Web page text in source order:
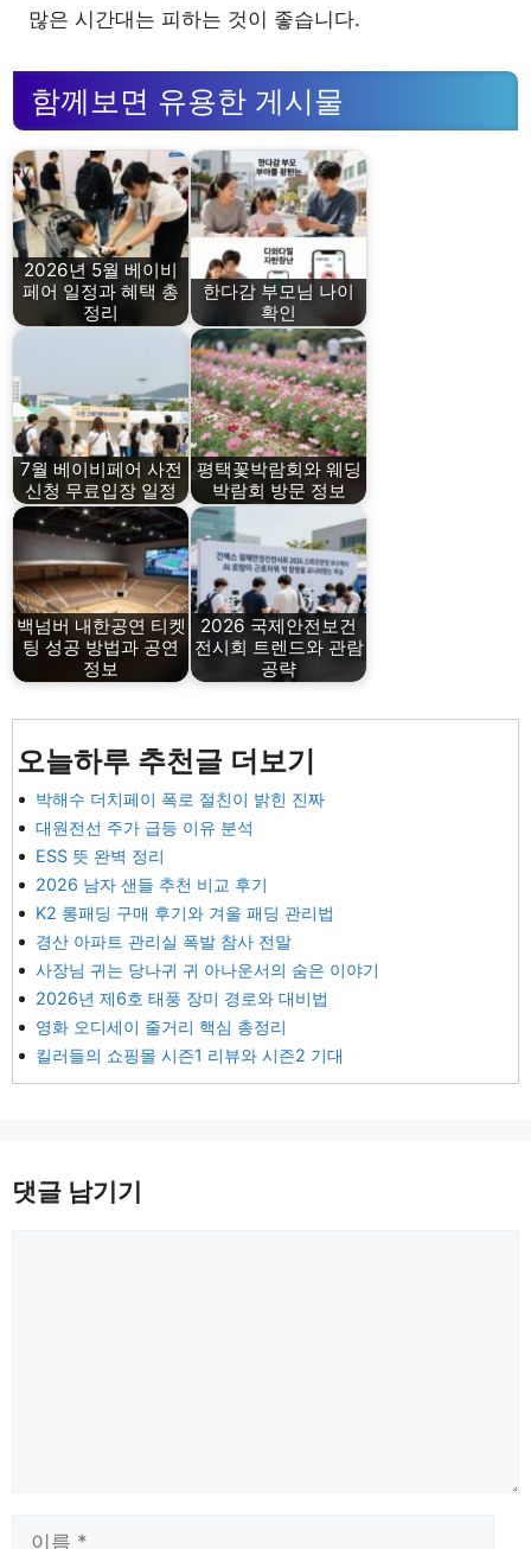
많은 시간대는 피하는 것이 좋습니다.
함께보면 유용한 게시물
2026년 5월 베이비
페어 일정과 혜택 총
정리
한다감 부모님 나이
확인
7월 베이비페어 사전
신청 무료입장 일정
평택꽃박람회와 웨딩
박람회 방문 정보
백넘버 내한공연 티켓
팅 성공 방법과 공연
정보
2026 국제안전보건
전시회 트렌드와 관람
공략
오늘하루 추천글 더보기
박해수 더치페이 폭로 절친이 밝힌 진짜
대원전선 주가 급등 이유 분석
ESS 뜻 완벽 정리
2026 남자 샌들 추천 비교 후기
K2 롱패딩 구매 후기와 겨울 패딩 관리법
경산 아파트 관리실 폭발 참사 전말
사장님 귀는 당나귀 귀 아나운서의 숨은 이야기
2026년 제6호 태풍 장미 경로와 대비법
영화 오디세이 줄거리 핵심 총정리
킬러들의 쇼핑몰 시즌1 리뷰와 시즌2 기대
댓글 남기기